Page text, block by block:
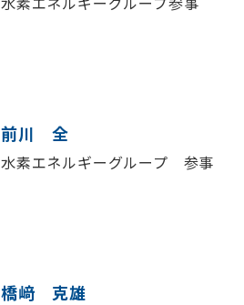
前川 全
水素エネルギーグループ 参事
橋﨑 克雄